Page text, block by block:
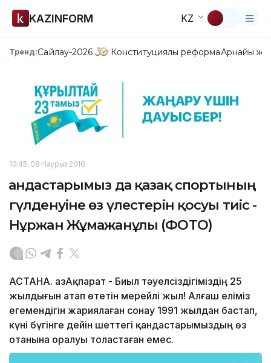
KAZINFORM KZ
Тренд:Сайлау-2026 Конституциялық реформаАрнайы
10:45, 08 Наурыз 2016
Қандастарымыз да қазақ спортының
гүлденуіне өз үлестерін қосуы тиіс -
Нұржан Жұмажанұлы (ФОТО)
АСТАНА. ҚазАқпарат - Биыл тәуелсіздігіміздің 25
жылдығын атап өтетін мерейлі жыл! Алғаш еліміз
егемендігін жариялаған сонау 1991 жылдан бастап,
күні бүгінге дейін шеттегі қандастарымыздың өз
отанына оралуы толастаған емес.